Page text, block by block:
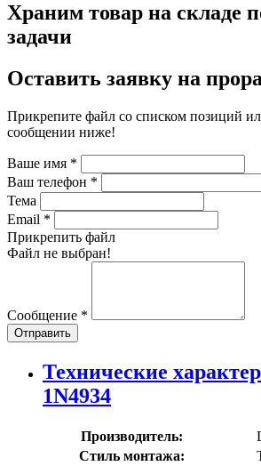
Храним товар на складе
задачи
Оставить заявку на
Прикрепите файл со списком позиций
сообщении ниже!
Ваше имя *
Ваш телефон *
Тема
Email *
Прикрепить файл
Файл не выбран!
Сообщение *
Отправить
Технические
1N4934
Производитель:
Стиль монтажа: